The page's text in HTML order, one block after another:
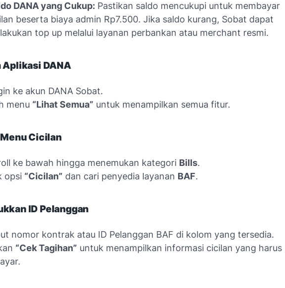
DANA yang Cukup: Pastikan saldo mencukupi untuk membayar
beserta biaya admin Rp7.500. Jika saldo kurang, Sobat dapat
top up melalui layanan perbankan atau merchant resmi.
Aplikasi DANA
ke akun DANA Sobat.
menu “Lihat Semua” untuk menampilkan semua fitur.
Cicilan
ke bawah hingga menemukan kategori Bills.
opsi “Cicilan” dan cari penyedia layanan BAF.
ID Pelanggan
nomor kontrak atau ID Pelanggan BAF di kolom yang tersedia.
“Cek Tagihan” untuk menampilkan informasi cicilan yang harus